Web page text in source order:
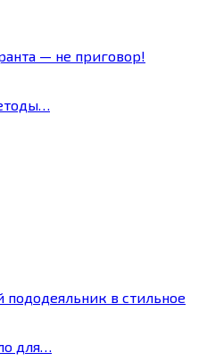
— не приговор!
пододеяльник в стильное
для…